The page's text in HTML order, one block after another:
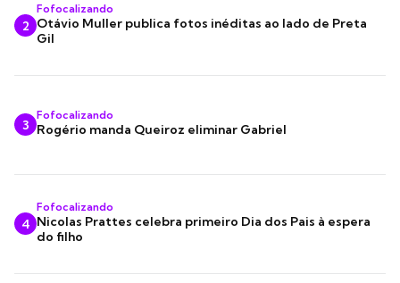
2
Fofocalizando
Otávio Muller publica fotos inéditas ao lado de Preta
Gil
3
Fofocalizando
Rogério manda Queiroz eliminar Gabriel
4
Fofocalizando
Nicolas Prattes celebra primeiro Dia dos Pais à espera
do filho